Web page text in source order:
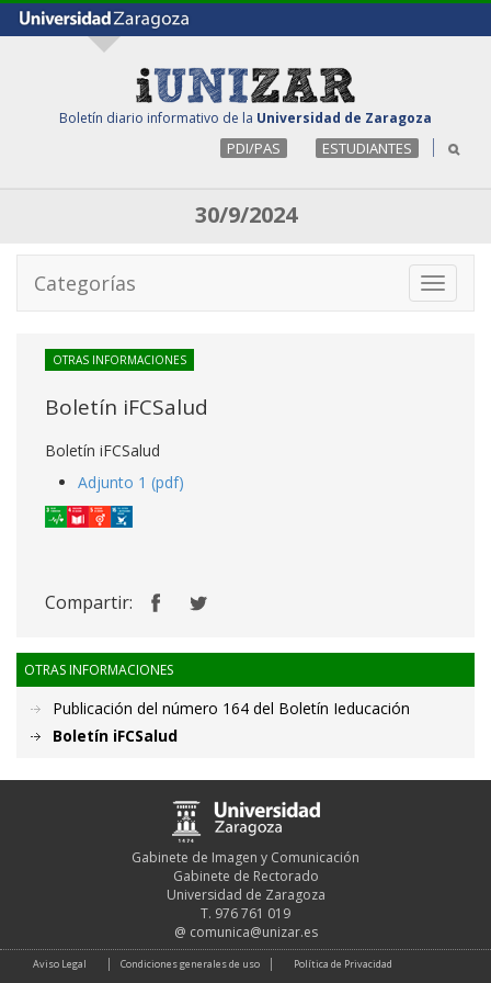
Boletín diario informativo de la Universidad de Zaragoza
PDI/PAS ESTUDIANTES
30/9/2024
Toggle
Categorías
OTRAS INFORMACIONES
Boletín iFCSalud
Boletín iFCSalud
Adjunto 1 (pdf)
Compartir:
OTRAS INFORMACIONES
Publicación del número 164 del Boletín Ieducación
Boletín iFCSalud
Gabinete de Imagen y Comunicación
Gabinete de Rectorado
Universidad de Zaragoza
T. 976 761 019
@ comunica@unizar.es
Aviso Legal Condiciones generales de uso Política de Privacidad